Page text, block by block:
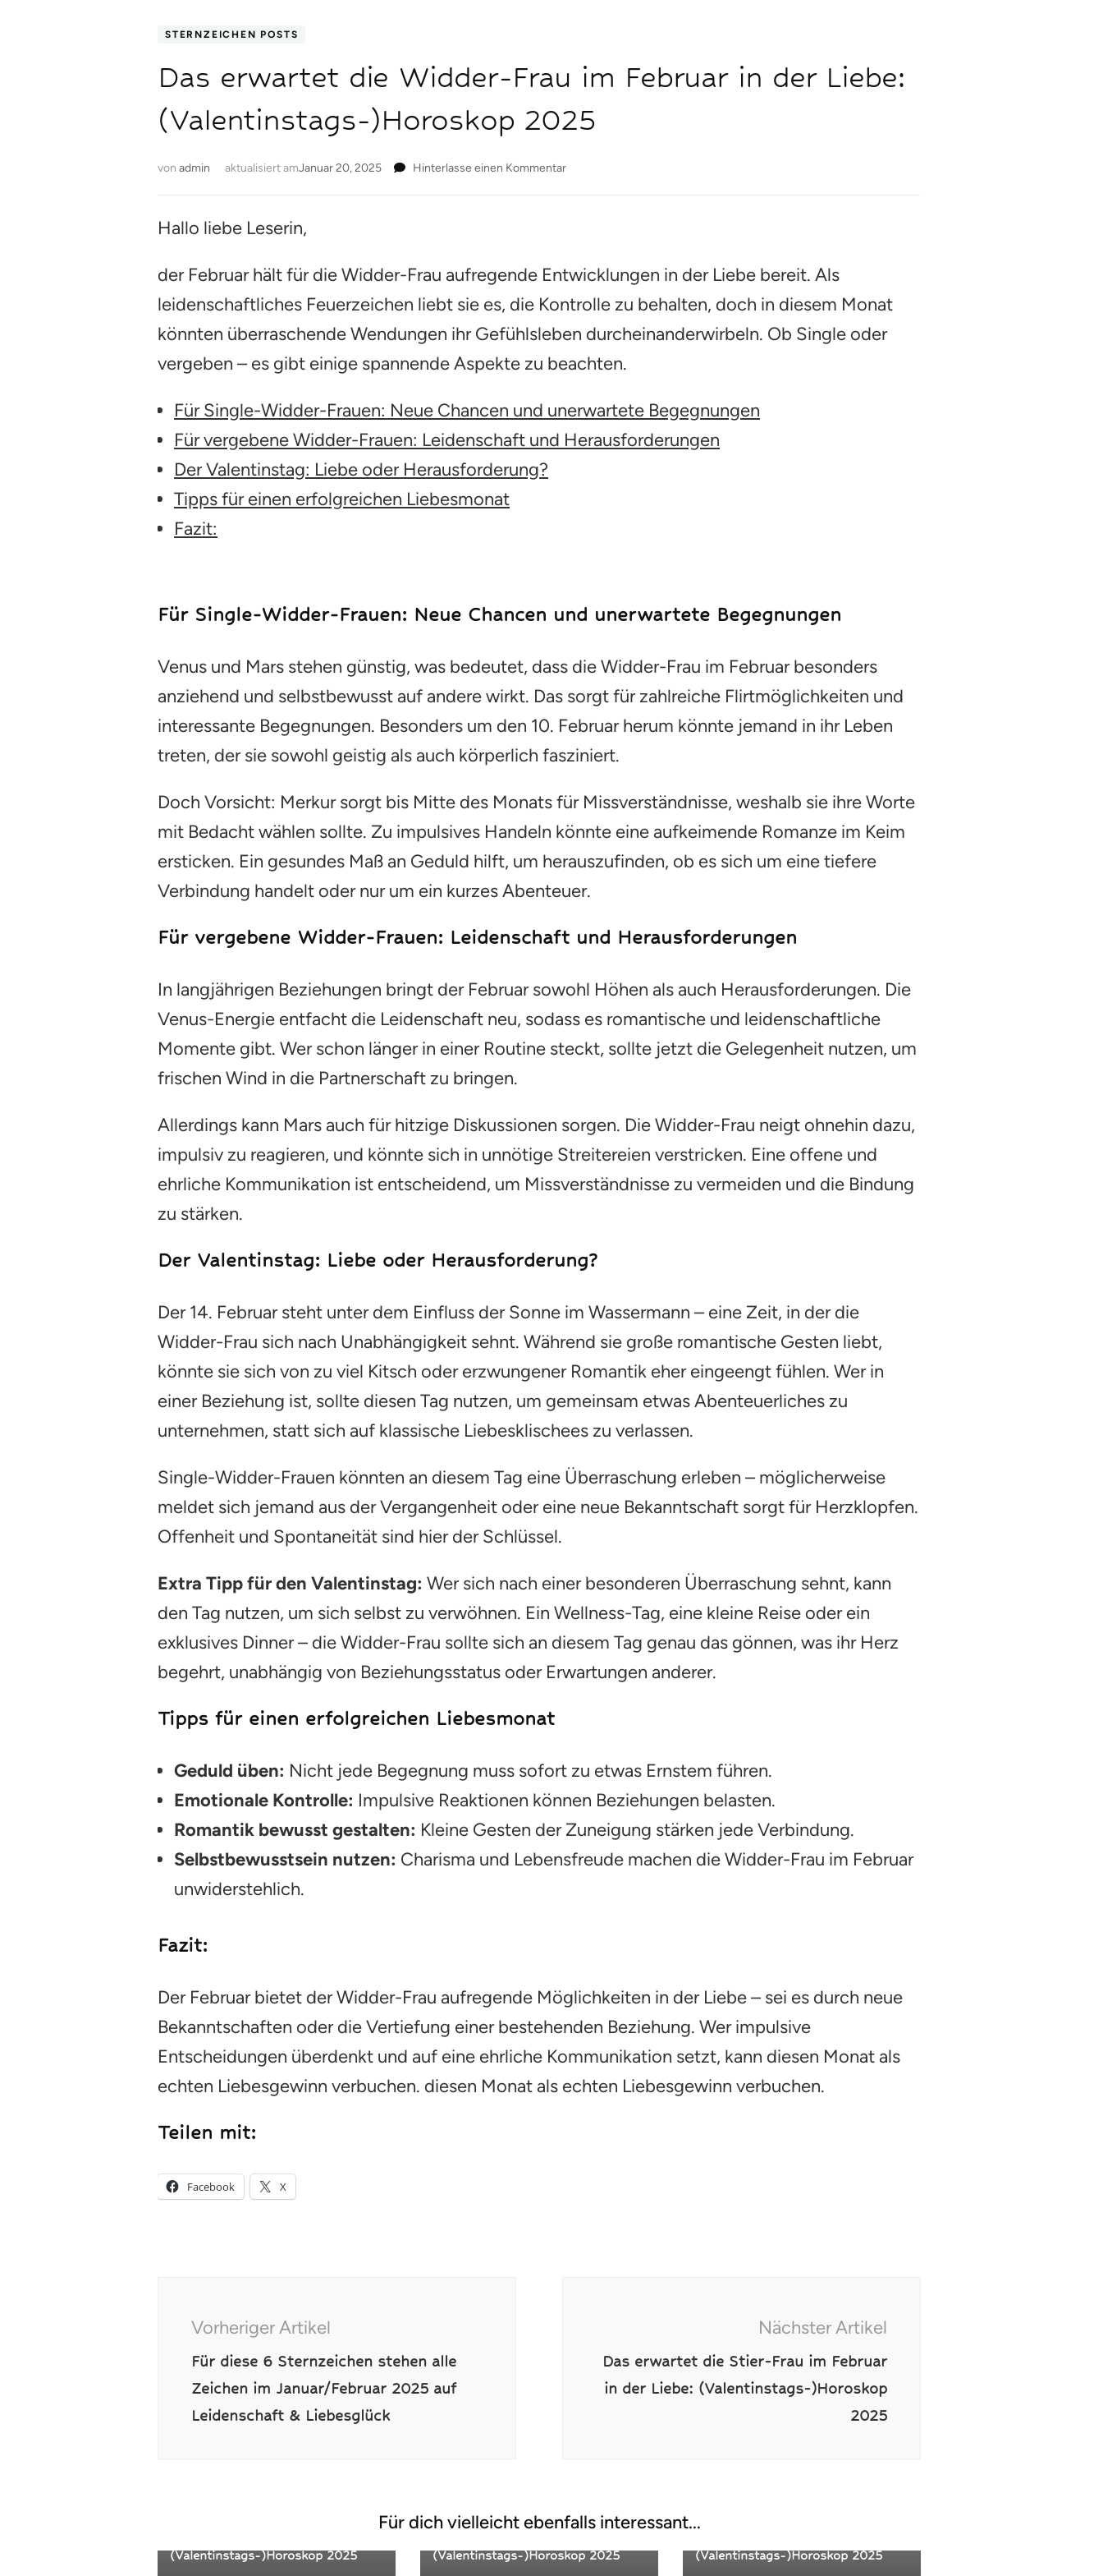
STERNZEICHEN POSTS
Das erwartet die Widder-Frau im Februar in der Liebe:
(Valentinstags-)Horoskop 2025
von admin aktualisiert amJanuar 20, 2025 Hinterlasse einen Kommentarzu
im
in
Liebe:
(Valentinstags-)Horoskop
2025
Hallo liebe Leserin,
der Februar hält für die Widder-Frau aufregende Entwicklungen in der Liebe bereit. Als
leidenschaftliches Feuerzeichen liebt sie es, die Kontrolle zu behalten, doch in diesem Monat
könnten überraschende Wendungen ihr Gefühlsleben durcheinanderwirbeln. Ob Single oder
vergeben – es gibt einige spannende Aspekte zu beachten.
Für Single-Widder-Frauen: Neue Chancen und unerwartete Begegnungen
Für vergebene Widder-Frauen: Leidenschaft und Herausforderungen
Der Valentinstag: Liebe oder Herausforderung?
Tipps für einen erfolgreichen Liebesmonat
Fazit:
Für Single-Widder-Frauen: Neue Chancen und unerwartete Begegnungen
Venus und Mars stehen günstig, was bedeutet, dass die Widder-Frau im Februar besonders
anziehend und selbstbewusst auf andere wirkt. Das sorgt für zahlreiche Flirtmöglichkeiten und
interessante Begegnungen. Besonders um den 10. Februar herum könnte jemand in ihr Leben
treten, der sie sowohl geistig als auch körperlich fasziniert.
Doch Vorsicht: Merkur sorgt bis Mitte des Monats für Missverständnisse, weshalb sie ihre Worte
mit Bedacht wählen sollte. Zu impulsives Handeln könnte eine aufkeimende Romanze im Keim
ersticken. Ein gesundes Maß an Geduld hilft, um herauszufinden, ob es sich um eine tiefere
Verbindung handelt oder nur um ein kurzes Abenteuer.
Für vergebene Widder-Frauen: Leidenschaft und Herausforderungen
In langjährigen Beziehungen bringt der Februar sowohl Höhen als auch Herausforderungen. Die
Venus-Energie entfacht die Leidenschaft neu, sodass es romantische und leidenschaftliche
Momente gibt. Wer schon länger in einer Routine steckt, sollte jetzt die Gelegenheit nutzen, um
frischen Wind in die Partnerschaft zu bringen.
Allerdings kann Mars auch für hitzige Diskussionen sorgen. Die Widder-Frau neigt ohnehin dazu,
impulsiv zu reagieren, und könnte sich in unnötige Streitereien verstricken. Eine offene und
ehrliche Kommunikation ist entscheidend, um Missverständnisse zu vermeiden und die Bindung
zu stärken.
Der Valentinstag: Liebe oder Herausforderung?
Der 14. Februar steht unter dem Einfluss der Sonne im Wassermann – eine Zeit, in der die
Widder-Frau sich nach Unabhängigkeit sehnt. Während sie große romantische Gesten liebt,
könnte sie sich von zu viel Kitsch oder erzwungener Romantik eher eingeengt fühlen. Wer in
einer Beziehung ist, sollte diesen Tag nutzen, um gemeinsam etwas Abenteuerliches zu
unternehmen, statt sich auf klassische Liebesklischees zu verlassen.
Single-Widder-Frauen könnten an diesem Tag eine Überraschung erleben – möglicherweise
meldet sich jemand aus der Vergangenheit oder eine neue Bekanntschaft sorgt für Herzklopfen.
Offenheit und Spontaneität sind hier der Schlüssel.
Extra Tipp für den Valentinstag: Wer sich nach einer besonderen Überraschung sehnt, kann
den Tag nutzen, um sich selbst zu verwöhnen. Ein Wellness-Tag, eine kleine Reise oder ein
exklusives Dinner – die Widder-Frau sollte sich an diesem Tag genau das gönnen, was ihr Herz
begehrt, unabhängig von Beziehungsstatus oder Erwartungen anderer.
Tipps für einen erfolgreichen Liebesmonat
Geduld üben: Nicht jede Begegnung muss sofort zu etwas Ernstem führen.
Emotionale Kontrolle: Impulsive Reaktionen können Beziehungen belasten.
Romantik bewusst gestalten: Kleine Gesten der Zuneigung stärken jede Verbindung.
Selbstbewusstsein nutzen: Charisma und Lebensfreude machen die Widder-Frau im Februar
unwiderstehlich.
Fazit:
Der Februar bietet der Widder-Frau aufregende Möglichkeiten in der Liebe – sei es durch neue
Bekanntschaften oder die Vertiefung einer bestehenden Beziehung. Wer impulsive
Entscheidungen überdenkt und auf eine ehrliche Kommunikation setzt, kann diesen Monat als
echten Liebesgewinn verbuchen. diesen Monat als echten Liebesgewinn verbuchen.
Teilen mit:
Facebook X
Vorheriger Artikel
Für diese 6 Sternzeichen stehen alle
Zeichen im Januar/Februar 2025 auf
Leidenschaft & Liebesglück
Nächster Artikel
Das erwartet die Stier-Frau im Februar
in der Liebe: (Valentinstags-)Horoskop
2025
Für dich vielleicht ebenfalls interessant...
(Valentinstags-)Horoskop 2025
Das erwartet die Zwillinge-Frau im
(Valentinstags-)Horoskop 2025
(Valentinstags-)Horoskop 2025